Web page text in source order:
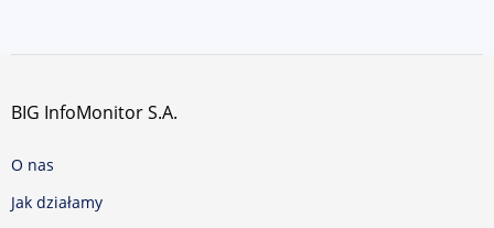
BIG InfoMonitor S.A.
O nas
Jak działamy